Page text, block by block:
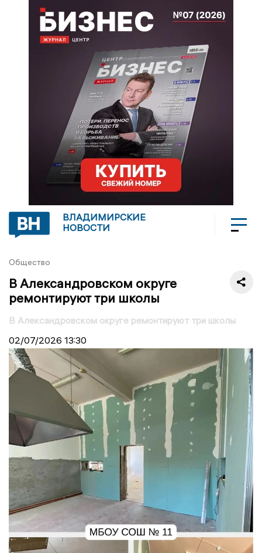
ВЛАДИМИРСКИЕ
НОВОСТИ
Общество
В Александровском округе
ремонтируют три школы
В Александровском округе ремонтируют три школы
02/07/2026 13:30